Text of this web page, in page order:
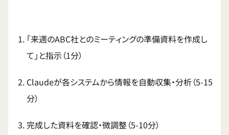
「来週のABC社とのミーティングの準備資料を作成し
て」と指示（1分）
Claudeが各システムから情報を自動収集・分析（5-15
分）
完成した資料を確認・微調整（5-10分）